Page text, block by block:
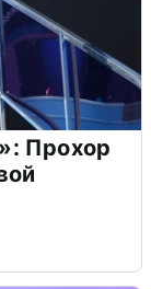
Прохор